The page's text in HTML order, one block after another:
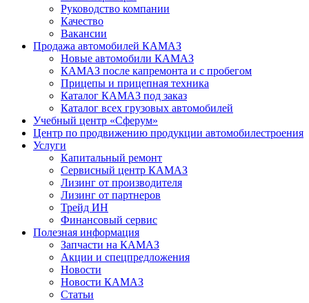
Руководство компании
Качество
Вакансии
Продажа автомобилей КАМАЗ
Новые автомобили КАМАЗ
КАМАЗ после капремонта и с пробегом
Прицепы и прицепная техника
Каталог КАМАЗ под заказ
Каталог всех грузовых автомобилей
Учебный центр «Сферум»
Центр по продвижению продукции автомобилестроения
Услуги
Капитальный ремонт
Сервисный центр КАМАЗ
Лизинг от производителя
Лизинг от партнеров
Трейд ИН
Финансовый сервис
Полезная информация
Запчасти на КАМАЗ
Акции и спецпредложения
Новости
Новости КАМАЗ
Статьи